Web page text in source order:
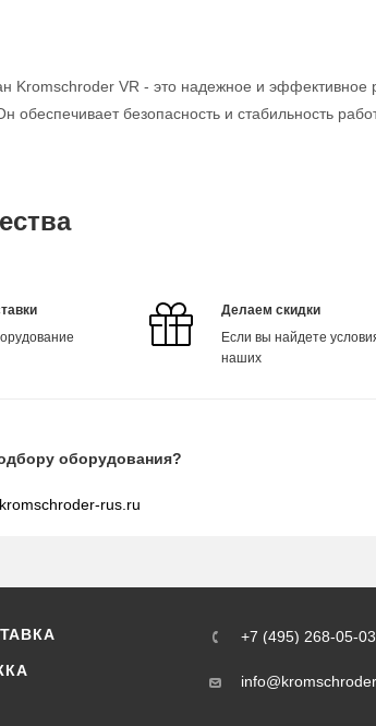
Kromschroder VR - это надежное и эффективное
обеспечивает безопасность и стабильность
Делаем скидки
Если вы найдете
наших
оборудования?
rus.ru
+7 (495) 268-05-03